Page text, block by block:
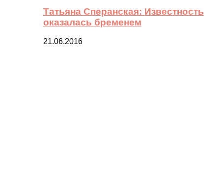
Татьяна Сперанская: Известность
оказалась бременем
21.06.2016